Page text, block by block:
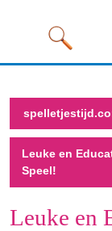
Leuke en
Speel!
Leuke en